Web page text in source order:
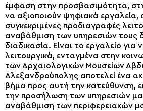
έμφαση στην προσβασιμότητα,
να αξιοποιούν ψηφιακά
συγκεκριμένες προδιαγραφές
αναβάθμιση των υπηρεσιών τους
διαδικασία. Είναι το εργαλείο για
λειτουργικά, ενταγμένα στην
των Αρχαιολογικών Μουσείων
Αλεξανδρούπολης αποτελεί ένα
βήμα προς αυτή την κατεύθυνση,
την προσήλωση των υπηρεσιών
αναβάθμιση των περιφερειακών